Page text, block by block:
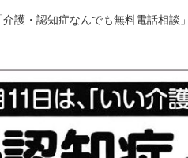
護・認知症なんでも無料電話相談